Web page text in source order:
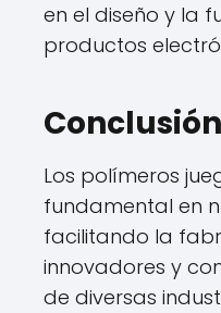
en el diseño y la
productos
Conclusión
Los polímeros
fundamental en
facilitando la
innovadores y
de diversas